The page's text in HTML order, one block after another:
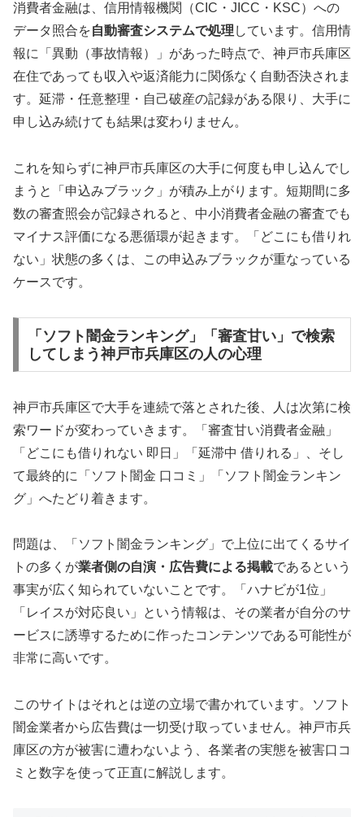
消費者金融は、信用情報機関（CIC・JICC・KSC）への
データ照合を自動審査システムで処理 しています。信用情
報に「異動（事故情報）」があった時点で、神戸市兵庫区
在住であっても収入や返済能力に関係なく自動否決されま
す。延滞・任意整理・自己破産の記録がある限り、大手に
申し込み続けても結果は変わりません。
これを知らずに神戸市兵庫区の大手に何度も申し込んでし
まうと「申込みブラック」が積み上がります。短期間に多
数の審査照会が記録されると、中小消費者金融の審査でも
マイナス評価になる悪循環が起きます。「どこにも借りれ
ない」状態の多くは、この申込みブラックが重なっている
ケースです。
「ソフト闇金ランキング」「審査甘い」で検索
してしまう神戸市兵庫区の人の心理
神戸市兵庫区で大手を連続で落とされた後、人は次第に検
索ワードが変わっていきます。「審査甘い消費者金融」
「どこにも借りれない 即日」「延滞中 借りれる」、そし
て最終的に「ソフト闇金 口コミ」「ソフト闇金ランキン
グ」へたどり着きます。
問題は、「ソフト闇金ランキング」で上位に出てくるサイ
トの多くが業者側の自演・広告費による掲載であるという
事実が広く知られていないことです。「ハナビが1位」
「レイスが対応良い」という情報は、その業者が自分のサ
ービスに誘導するために作ったコンテンツである可能性が
非常に高いです。
このサイトはそれとは逆の立場で書かれています。ソフト
闇金業者から広告費は一切受け取っていません。神戸市兵
庫区の方が被害に遭わないよう、各業者の実態を被害口コ
ミと数字を使って正直に解説します。